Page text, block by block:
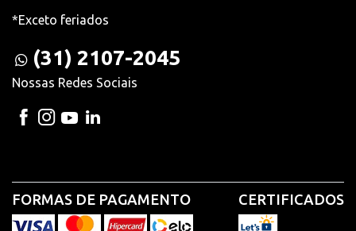
*Exceto feriados
(31) 2107-2045
Nossas Redes Sociais
FORMAS DE PAGAMENTO CERTIFICADOS